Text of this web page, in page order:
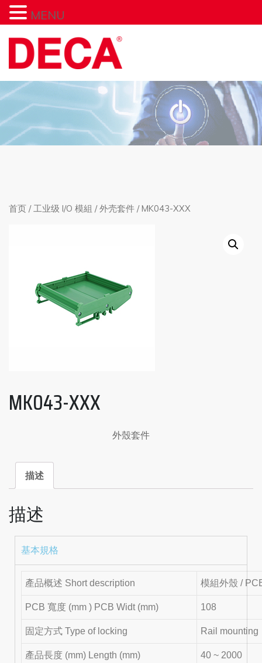
首页 /工业级 I/O 模組 /外壳套件 / MK043-XXX
MK043-XXX
外殼套件
描述
描述
基本規格
產品概述 Short description 模組外殼 /
PCB 寬度 (mm ) PCB Widt (mm) 108
固定方式 Type of locking Rail mounting
產品長度 (mm) Length (mm) 40 ~ 2000
MENU